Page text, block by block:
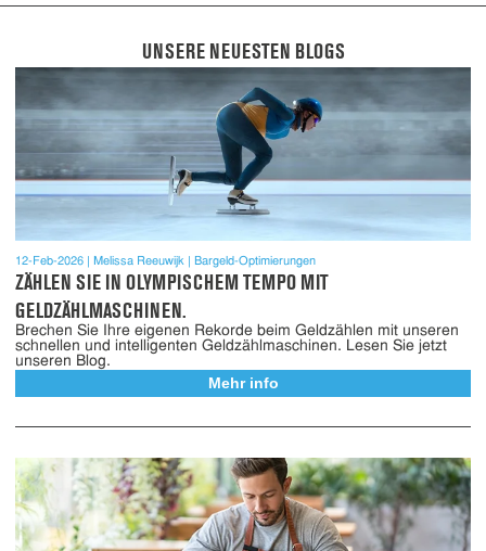
UNSERE NEUESTEN BLOGS
ZÄHLEN SIE IN OLYMPISCHEM TEMPO MIT
GELDZÄHLMASCHINEN.
12-Feb-2026 Melissa Reeuwijk Bargeld-Optimierungen
Brechen Sie Ihre eigenen Rekorde beim Geldzählen mit unseren
schnellen und intelligenten Geldzählmaschinen. Lesen Sie jetzt
unseren Blog.
Mehr info